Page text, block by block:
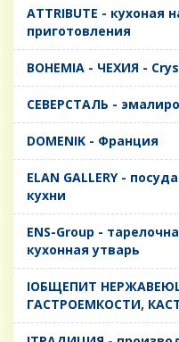
ATTRIBUTE - кухоная
приготовления
BOHEMIA - ЧЕХИЯ -
CЕВЕРСТАЛЬ -
DOMENIK - Франция
ELAN GALLERY -
кухни
ENS-Group -
кухонная утварь
IОБЩЕПИТ
ГАСТРОЕМКОСТИ,